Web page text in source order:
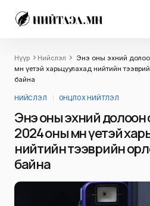
Нүүр Нийслэл
Энэ оны эхний
мөн үетэй харьцуулахад нийтийн
байна
НИЙСЛЭЛ ОНЦЛОХ НИЙТЛЭЛ
Энэ оны эхний
2024 оны мөн үетэй
нийтийн тээврийн
байна